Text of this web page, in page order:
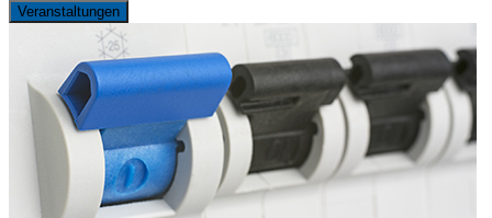
Veranstaltungen